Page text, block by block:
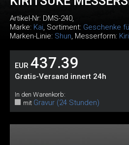
Artikel-Nr: DMS-240,
Marke: Kai, Sortiment: Geschenke
Marken-Linie: Shun, Messerform:
EUR 437.39
Gratis-Versand innert 24h
In den Warenkorb:
mit Gravur (24 Stunden)